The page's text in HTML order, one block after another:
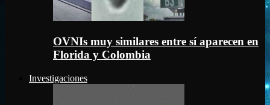
OVNIs muy similares entre sí aparecen en
Florida y Colombia
Investigaciones